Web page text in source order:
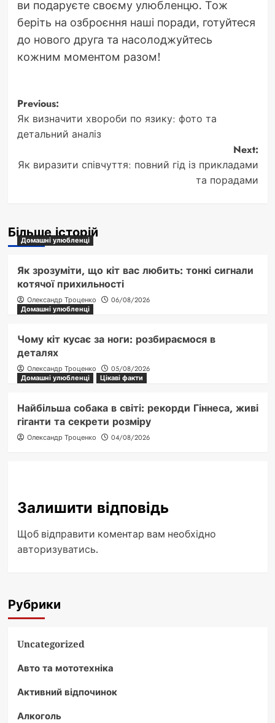
ви подаруєте своєму улюбленцю. Тож
беріть на озброєння наші поради, готуйтеся
до нового друга та насолоджуйтесь
кожним моментом разом!
Post
navigation
Previous:
Як визначити хвороби по язику: фото та
детальний аналіз
Next:
Як виразити співчуття: повний гід із прикладами
та порадами
Більше історій
Домашні улюбленці
Як зрозуміти, що кіт вас любить: тонкі сигнали
котячої прихильності
Олександр Троценко
06/08/2026
Домашні улюбленці
Чому кіт кусає за ноги: розбираємося в
деталях
Олександр Троценко
05/08/2026
Домашні улюбленці
Цікаві факти
Найбільша собака в світі: рекорди Гіннеса, живі
гіганти та секрети розміру
Олександр Троценко 04/08/2026
Залишити відповідь
Щоб відправити коментар вам необхідно
авторизуватись.
Рубрики
Uncategorized
Авто та мототехніка
Активний відпочинок
Алкоголь